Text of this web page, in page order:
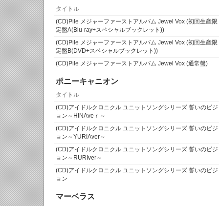
タイトル
(CD)Pile メジャーファーストアルバム Jewel Vox (初回生産限
定盤A(Blu-ray+スペシャルブックレット))
(CD)Pile メジャーファーストアルバム Jewel Vox (初回生産限
定盤B(DVD+スペシャルブックレット))
(CD)Pile メジャーファーストアルバム Jewel Vox (通常盤)
ポニーキャニオン
タイトル
(CD)アイドルクロニクル ユニットソングシリーズ 誓いのビジ
ョン～HINAveｒ～
(CD)アイドルクロニクル ユニットソングシリーズ 誓いのビジ
ョン～YURIAver～
(CD)アイドルクロニクル ユニットソングシリーズ 誓いのビジ
ョン～RURIver～
(CD)アイドルクロニクル ユニットソングシリーズ 誓いのビジ
ョン
マーベラス